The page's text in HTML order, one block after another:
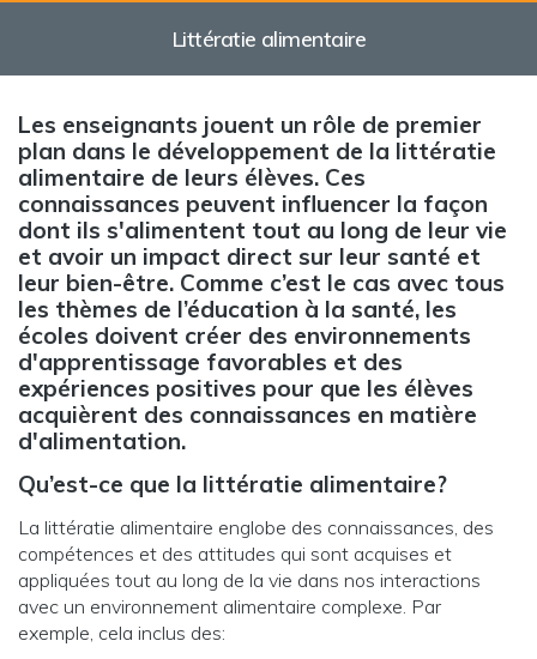
Littératie alimentaire
Les enseignants jouent un rôle de premier
plan dans le développement de la littératie
alimentaire de leurs élèves. Ces
connaissances peuvent influencer la façon
dont ils s'alimentent tout au long de leur vie
et avoir un impact direct sur leur santé et
leur bien-être. Comme c’est le cas avec tous
les thèmes de l’éducation à la santé, les
écoles doivent créer des environnements
d'apprentissage favorables et des
expériences positives pour que les élèves
acquièrent des connaissances en matière
d'alimentation.
Qu’est-ce que la littératie alimentaire?
La littératie alimentaire englobe des connaissances, des
compétences et des attitudes qui sont acquises et
appliquées tout au long de la vie dans nos interactions
avec un environnement alimentaire complexe. Par
exemple, cela inclus des: